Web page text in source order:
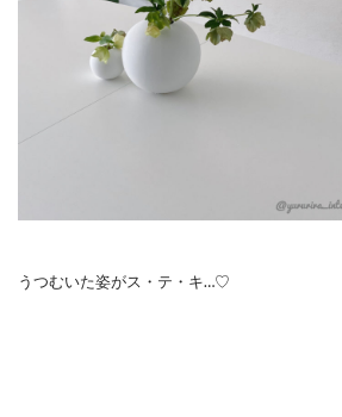
うつむいた姿がス・テ・キ…♡